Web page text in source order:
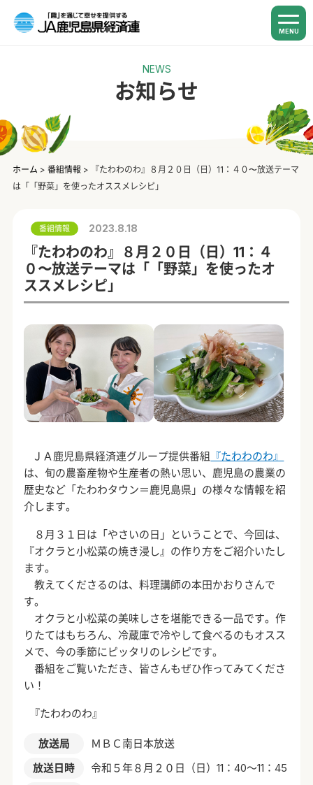
MENU
NEWS
お知らせ
ホーム > 番組情報 >
『たわわのわ』８月２０日（日）11：４０〜放送テーマ
は「「野菜」を使ったオススメレシピ」
番組情報 2023.8.18
『たわわのわ』８月２０日（日）11：４
０〜放送テーマは「「野菜」を使ったオ
ススメレシピ」
ＪＡ鹿児島県経済連グループ提供番組 『たわわのわ』
は、旬の農畜産物や生産者の熱い思い、鹿児島の農業の
歴史など「たわわタウン＝鹿児島県」の様々な情報を紹
介します。
８月３１日は「やさいの日」ということで、今回は、
『オクラと小松菜の焼き浸し』の作り方をご紹介いたし
ます。
教えてくださるのは、料理講師の本田かおりさんで
す。
オクラと小松菜の美味しさを堪能できる一品です。作
りたてはもちろん、冷蔵庫で冷やして食べるのもオスス
メで、今の季節にピッタリのレシピです。
番組をご覧いただき、皆さんもぜひ作ってみてくださ
い！
『たわわのわ』
放送局
ＭＢＣ南日本放送
放送日時
令和５年８月２０日（日）11：40～11：45